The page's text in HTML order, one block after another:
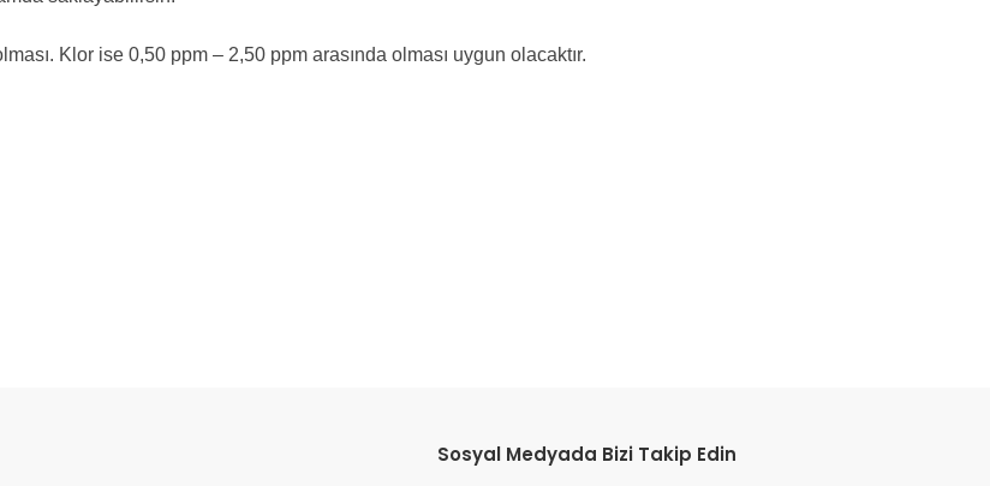
Klor ise 0,50 ppm – 2,50 ppm arasında olması uygun olacaktır.
Sosyal Medyada Bizi Takip Edin